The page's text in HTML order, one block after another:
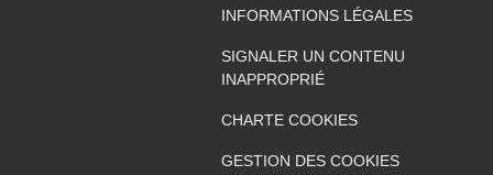
INFORMATIONS LÉGALES
SIGNALER UN CONTENU
INAPPROPRIÉ
CHARTE COOKIES
GESTION DES COOKIES